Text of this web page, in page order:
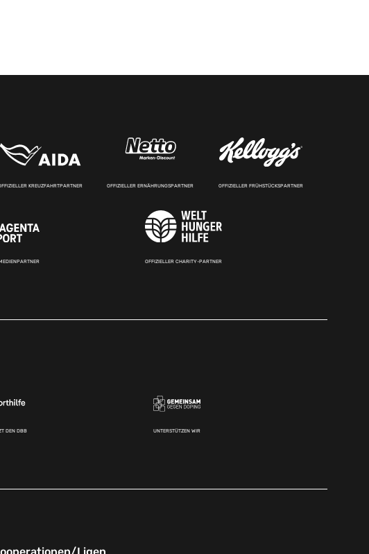
KREUZFAHRTPARTNER OFFIZIELLER ERNÄHRUNGSPARTNER OFFIZIELLER FRÜHSTÜCKSPARTNER
OFFIZIELLER CHARITY-PARTNER
DEN DBB UNTERSTÜTZEN WIR
Ligen